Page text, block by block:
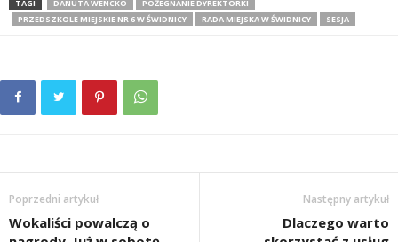
TAGI DANUTA WENCKO
POŻEGNANIE DYREKTORKI
PRZEDSZKOLE MIEJSKIE NR 6 W ŚWIDNICY
RADA MIEJSKA W ŚWIDNICY SESJA
Poprzedni artykuł
Wokaliści powalczą o
Następny artykuł
Dlaczego warto